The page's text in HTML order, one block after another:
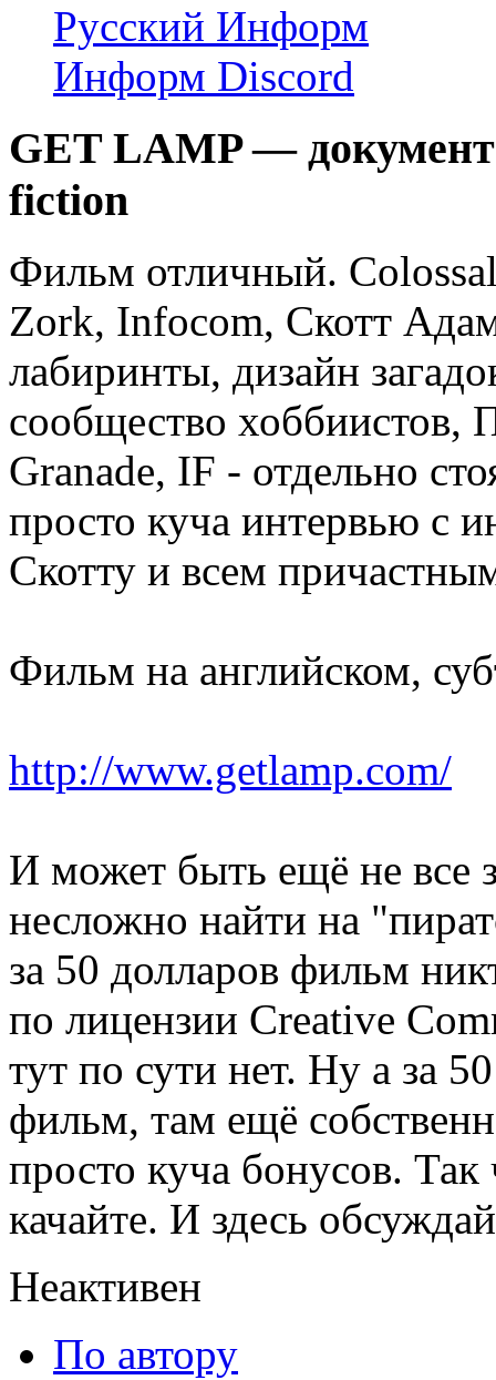
Русский Информ
Информ Discord
GET LAMP —
fiction
Фильм отличный.
Zork, Infocom, Скотт
лабиринты, дизайн
сообщество хоббиистов,
Granade, IF - отдельно
просто куча интервью с
Скотту и всем
Фильм на английском,
http://www.getlamp.com/
И может быть ещё не все
несложно найти на
за 50 долларов фильм
по лицензии Creative
тут по сути нет. Ну а за
фильм, там ещё
просто куча бонусов.
качайте. И здесь
Неактивен
По автору